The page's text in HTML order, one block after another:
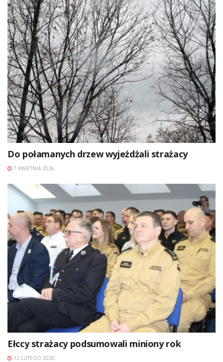
Do połamanych drzew wyjeżdżali strażacy
7 KWIETNIA 2026
Ełccy strażacy podsumowali miniony rok
12 LUTEGO 2026